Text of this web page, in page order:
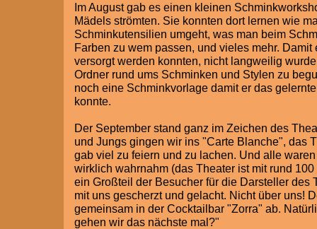
Im August gab es einen kleinen
Mädels strömten. Sie konnten dort lernen wie
Schminkutensilien umgeht, was man beim
Farben zu wem passen, und vieles mehr.
versorgt werden konnten, nicht langweilig
Ordner rund ums Schminken und Stylen zu
noch eine Schminkvorlage damit er das
konnte.
Der September stand ganz im Zeichen des
und Jungs gingen wir ins "Carte Blanche", das
gab viel zu feiern und zu lachen. Und alle
wirklich wahrnahm (das Theater ist mit rund
ein Großteil der Besucher für die Darsteller des
mit uns gescherzt und gelacht. Nicht über uns!
gemeinsam in der Cocktailbar "Zorra" ab.
gehen wir das nächste mal?"